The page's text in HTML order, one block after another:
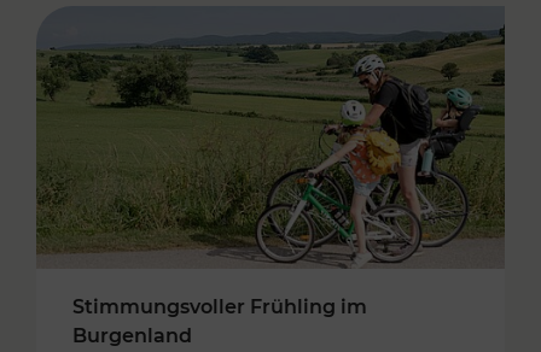
Stimmungsvoller Frühling im
Burgenland